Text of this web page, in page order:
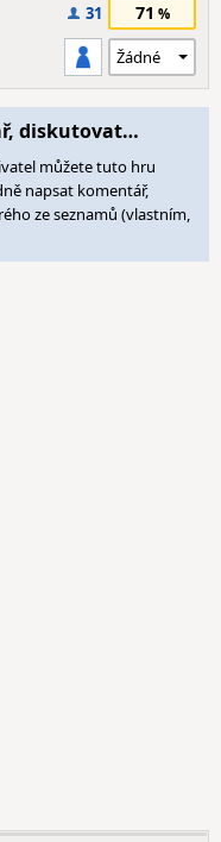
31 71
diskutovat…
můžete tuto hru
napsat komentář,
ze seznamů (vlastním,